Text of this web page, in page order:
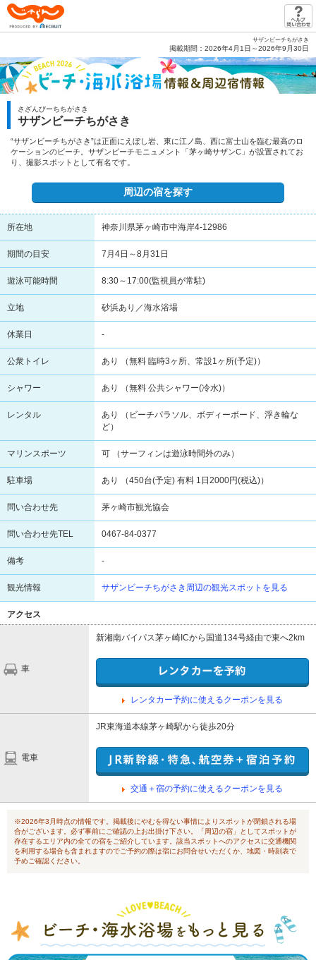
サザンビーチちがさき
掲載期間：2026年4月1日～2026年9月30日
さざんびーちちがさき
サザンビーチちがさき
“サザンビーチちがさき”は正面にえぼし岩、東に江ノ島、西に富士山を臨む最高のロ
ケーションのビーチ。サザンビーチモニュメント「茅ヶ崎サザンC」が設置されてお
り、撮影スポットとして有名です。
周辺の宿を探す
所在地 神奈川県茅ヶ崎市中海岸4-12986
期間の目安 7月4日～8月31日
遊泳可能時間 8:30～17:00(監視員が常駐)
立地 砂浜あり／海水浴場
休業日 -
公衆トイレ あり （無料 臨時3ヶ所、常設1ヶ所(予定)）
シャワー あり （無料 公共シャワー(冷水)）
レンタル
あり （ビーチパラソル、ボディーボード、浮き輪な
ど）
マリンスポーツ 可 （サーフィンは遊泳時間外のみ）
駐車場 あり （450台(予定) 有料 1日2000円(税込)）
問い合わせ先 茅ヶ崎市観光協会
問い合わせ先TEL 0467-84-0377
備考 -
観光情報 サザンビーチちがさき周辺の観光スポットを見る
アクセス
車
新湘南バイパス茅ヶ崎ICから国道134号経由で東へ2km
レンタカー予約に使えるクーポンを見る
電車
JR東海道本線茅ヶ崎駅から徒歩20分
交通＋宿の予約に使えるクーポンを見る
※2026年3月時点の情報です。掲載後にやむを得ない事情によりスポットが閉鎖される場
合がございます。必ず事前にご確認の上お出掛け下さい。「周辺の宿」としてスポットが
存在するエリア内の全ての宿をご紹介しています。該当スポットへのアクセスに交通機関
を利用する場合も含まれますのでご予約の際は宿にお問合せいただくか、地図・時刻表で
予めご確認ください。